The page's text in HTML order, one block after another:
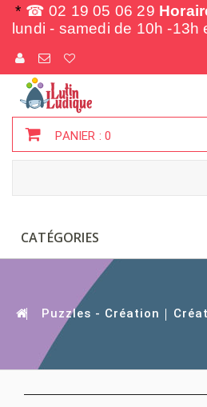
* ☎ 02 19 05 06 29
lundi - samedi de 10h -13h
PANIER :0
CATÉGORIES
Puzzles - Création